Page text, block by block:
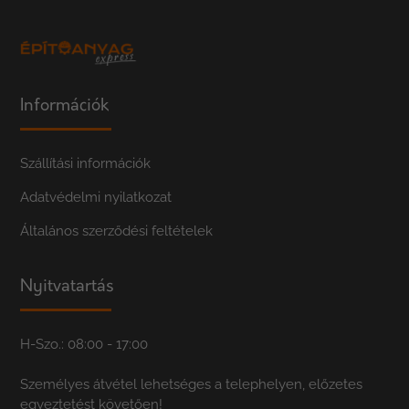
Információk
Szállítási információk
Adatvédelmi nyilatkozat
Általános szerződési feltételek
Nyitvatartás
H-Szo.: 08:00 - 17:00
Személyes átvétel lehetséges a telephelyen, előzetes
egyeztetést követően!